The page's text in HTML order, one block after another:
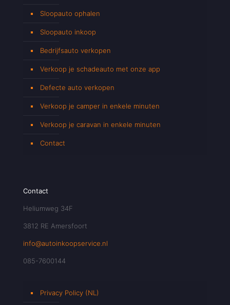
Sloopauto ophalen
Sloopauto inkoop
Bedrijfsauto verkopen
Verkoop je schadeauto met onze app
Defecte auto verkopen
Verkoop je camper in enkele minuten
Verkoop je caravan in enkele minuten
Contact
Contact
Heliumweg 34F
3812 RE Amersfoort
info@autoinkoopservice.nl
085-7600144
Privacy Policy (NL)